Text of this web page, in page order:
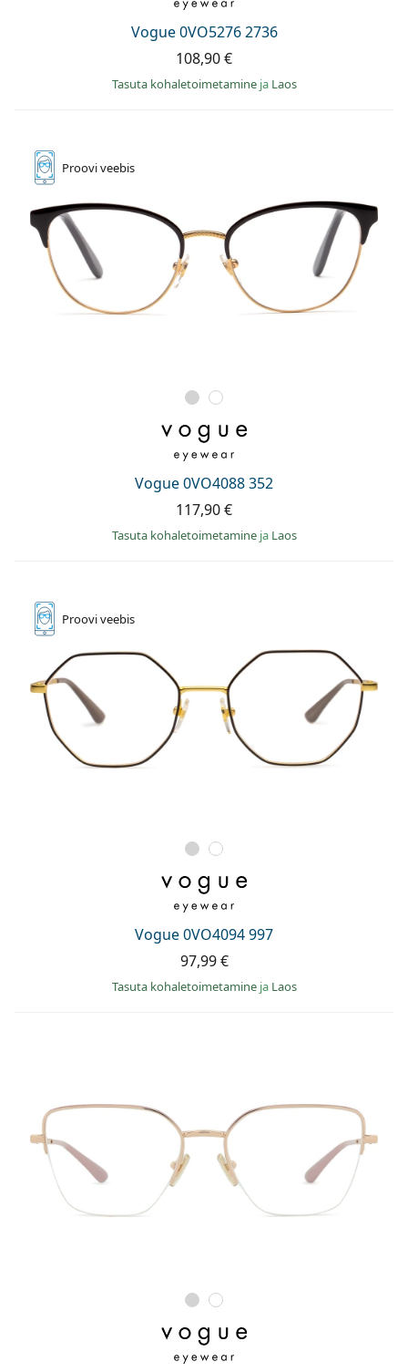
Vogue 0VO5276 2736
108,90 €
Tasuta kohaletoimetamine ja Laos
Prooviveebis
Vogue 0VO4088 352
117,90 €
Tasuta kohaletoimetamine ja Laos
Prooviveebis
Vogue 0VO4094 997
97,99 €
Tasuta kohaletoimetamine ja Laos